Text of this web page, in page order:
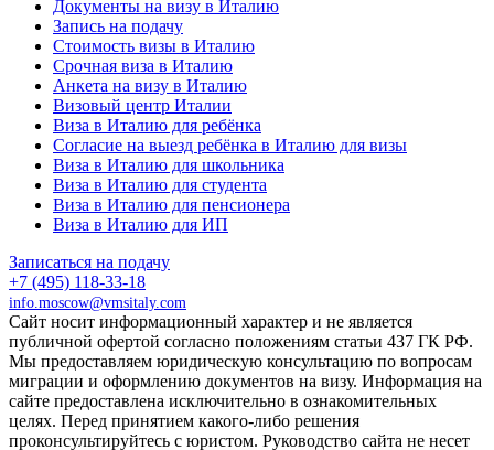
Документы на визу в Италию
Запись на подачу
Стоимость визы в Италию
Срочная виза в Италию
Анкета на визу в Италию
Визовый центр Италии
Виза в Италию для ребёнка
Согласие на выезд ребёнка в Италию для визы
Виза в Италию для школьника
Виза в Италию для студента
Виза в Италию для пенсионера
Виза в Италию для ИП
Записаться на подачу
+7 (495) 118-33-18
info.moscow@vmsitaly.com
Cайт носит информационный характер и не является
публичной офертой согласно положениям статьи 437 ГК РФ.
Мы предоставляем юридическую консультацию по вопросам
миграции и оформлению документов на визу. Информация на
сайте предоставлена исключительно в ознакомительных
целях. Перед принятием какого-либо решения
проконсультируйтесь с юристом. Руководство сайта не несет